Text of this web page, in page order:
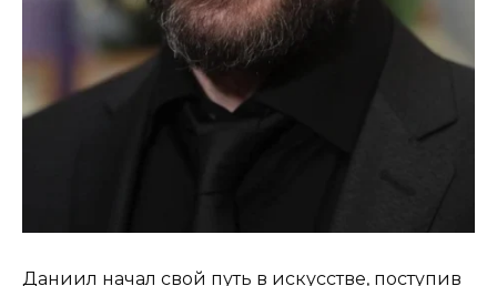
Даниил начал свой путь в искусстве, поступив